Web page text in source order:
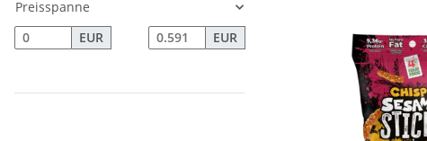
Preisspanne
EUR
EUR